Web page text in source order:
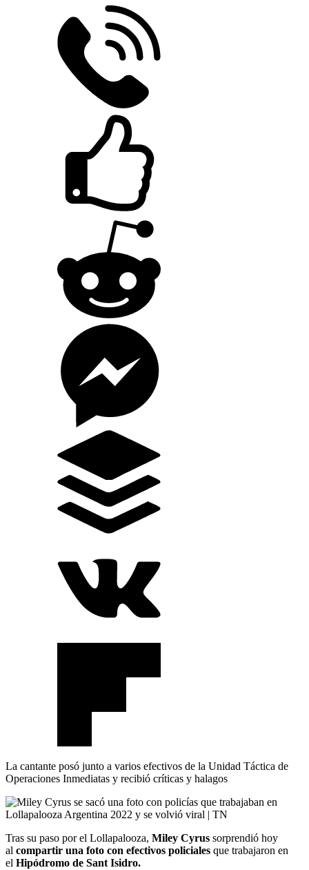
La cantante posó junto a varios efectivos de la Unidad Táctica de
Operaciones Inmediatas y recibió críticas y halagos
Tras su paso por el Lollapalooza, Miley Cyrus sorprendió hoy
al compartir una foto con efectivos policiales que trabajaron en
el Hipódromo de Sant Isidro.